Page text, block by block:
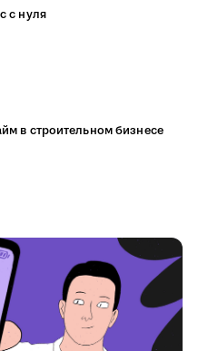
с нуля
в строительном бизнесе